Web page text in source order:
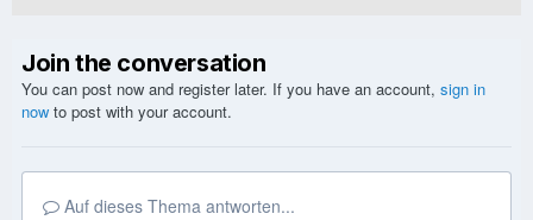
Join the conversation
You can post now and register later. If you have an account, sign in
now to post with your account.
Auf dieses Thema antworten...